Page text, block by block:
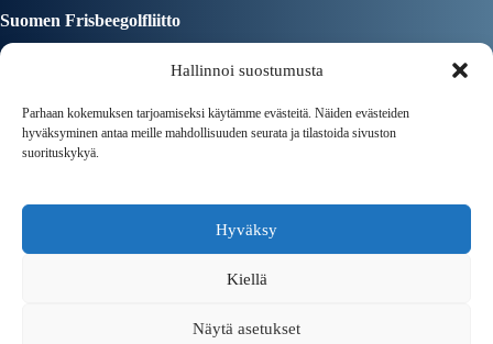
Hallinnoi suostumusta
Parhaan kokemuksen tarjoamiseksi käytämme evästeitä. Näiden evästeiden
hyväksyminen antaa meille mahdollisuuden seurata ja tilastoida sivuston
suorituskykyä.
Hyväksy
Kiellä
Näytä asetukset
Suomen Frisbeegolfliitto
Tampereen Kaupunki